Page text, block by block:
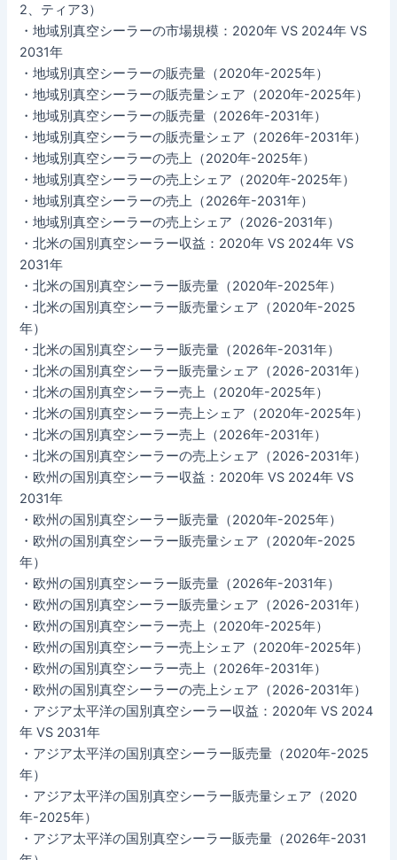
2、ティア3）
・地域別真空シーラーの市場規模：2020年 VS 2024年 VS
2031年
・地域別真空シーラーの販売量（2020年-2025年）
・地域別真空シーラーの販売量シェア（2020年-2025年）
・地域別真空シーラーの販売量（2026年-2031年）
・地域別真空シーラーの販売量シェア（2026年-2031年）
・地域別真空シーラーの売上（2020年-2025年）
・地域別真空シーラーの売上シェア（2020年-2025年）
・地域別真空シーラーの売上（2026年-2031年）
・地域別真空シーラーの売上シェア（2026-2031年）
・北米の国別真空シーラー収益：2020年 VS 2024年 VS
2031年
・北米の国別真空シーラー販売量（2020年-2025年）
・北米の国別真空シーラー販売量シェア（2020年-2025
年）
・北米の国別真空シーラー販売量（2026年-2031年）
・北米の国別真空シーラー販売量シェア（2026-2031年）
・北米の国別真空シーラー売上（2020年-2025年）
・北米の国別真空シーラー売上シェア（2020年-2025年）
・北米の国別真空シーラー売上（2026年-2031年）
・北米の国別真空シーラーの売上シェア（2026-2031年）
・欧州の国別真空シーラー収益：2020年 VS 2024年 VS
2031年
・欧州の国別真空シーラー販売量（2020年-2025年）
・欧州の国別真空シーラー販売量シェア（2020年-2025
年）
・欧州の国別真空シーラー販売量（2026年-2031年）
・欧州の国別真空シーラー販売量シェア（2026-2031年）
・欧州の国別真空シーラー売上（2020年-2025年）
・欧州の国別真空シーラー売上シェア（2020年-2025年）
・欧州の国別真空シーラー売上（2026年-2031年）
・欧州の国別真空シーラーの売上シェア（2026-2031年）
・アジア太平洋の国別真空シーラー収益：2020年 VS 2024
年 VS 2031年
・アジア太平洋の国別真空シーラー販売量（2020年-2025
年）
・アジア太平洋の国別真空シーラー販売量シェア（2020
年-2025年）
・アジア太平洋の国別真空シーラー販売量（2026年-2031